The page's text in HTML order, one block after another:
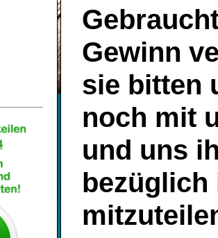
Gewinn
sie bitten
noch mit
und uns